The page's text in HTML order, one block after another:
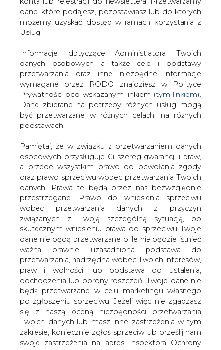
Informacje dotyczące Administratora Twoich
danych osobowych a także cele i podstawy
przetwarzania oraz inne niezbędne informacje
Prywatności pod wskazanym linkiem (tym linkiem).
Dane zbierane na potrzeby różnych usług mogą
być przetwarzane w różnych celach, na różnych
podstawach.
Pamiętaj, że w związku z przetwarzaniem danych
osobowych przysługuje Ci szereg gwarancji i praw,
a przede wszystkim prawo do odwołania zgody
danych. Prawa te będą przez nas bezwzględnie
przestrzegane. Prawo do wniesienia sprzeciwu
wobec przetwarzania danych z przyczyn
związanych z Twoją szczególną sytuacją, po
skutecznym wniesieniu prawa do sprzeciwu Twoje
dane nie będą przetwarzane o ile nie będzie istnieć
ważna prawnie uzasadniona podstawa do
przetwarzania, nadrzędna wobec Twoich interesów,
praw i wolności lub podstawa do ustalenia,
dochodzenia lub obrony roszczeń. Twoje dane nie
będą przetwarzane w celu marketingu własnego
po zgłoszeniu sprzeciwu. Jeżeli więc nie zgadzasz
się z naszą oceną niezbędności przetwarzania
Twoich danych lub masz inne zastrzeżenia w tym
zakresie, koniecznie zgłoś sprzeciw lub prześlij nam
swoje zastrzeżenia na adres Inspektora Ochrony
Danych Osobowych pod adresiod@are.waw.pl.
Wycofanie zgody nie wpływa na zgodność z
prawem przetwarzania dokonanego przed jej
wycofaniem.
udostępnij:
i rurociągu w Azerbejdżanie
Grupa MOL podpisała z Chevron Global
kupna 9,57 proc. udziałów w polu
naftowym Azeri-Chirag-Gunashli (ACG) w
Azerbejdżanie i 8,9 proc. udziałów w
rurociągu Baku-Tbilisi-Ceyhan (BTC), za
łącznie 1,57 mld USD - podał MOL w
komunikacie.
Jak podano, po sfinalizowaniu transakcji MOL będzie
trzecim największym partnerem w polu ACG.
Pole naftowe ACG jest zlokalizowane na Morzu
Kaspijskim, rozpoczęło produkcję w 1997 roku i jest
jednym z największych pól offshore na świecie. W 2018
roku wydobycie wynosiło średnio 584 tys. baryłek
dziennie.
Jak podał MOL, transakcja będzie mieć znaczący wpływ
na EBITDA i free cash flow, gdyż przejmowane aktywo
ma niskie koszty i ograniczone potrzeby inwestycyjne
oraz może być rentowne nawet przy niskich cenach ropy.